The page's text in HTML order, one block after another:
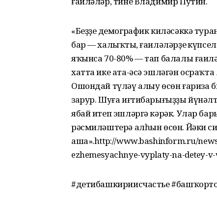
«Беҙҙең демографик киләсәккә
бар — халыҡтың, ғаиләләрҙең
яҡынса 70-80% — тап балалы
хатта ике ата-әсә эшләгән
Ошондай түләү алыу өсөн ғариза
зарур. Шуға иғтибарығыҙҙы
ябай итеп эшләргә кәрәк. Улар
рәсмиләштерә алһын өсөн. Йәки
аша».http://www.bashinform.ru/
ezhemesyachnye-vyplaty-na-detey-
#детибашкириисчастье